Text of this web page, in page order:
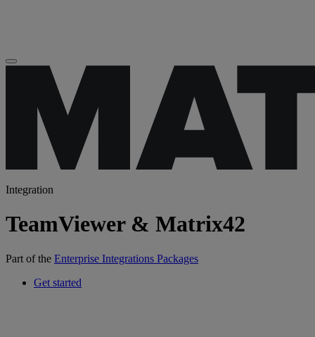
Integration
TeamViewer & Matrix42
Part of the Enterprise Integrations Packages
Get started